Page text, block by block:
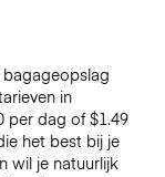
in
per dag of $1.49
het best bij je
wil je natuurlijk